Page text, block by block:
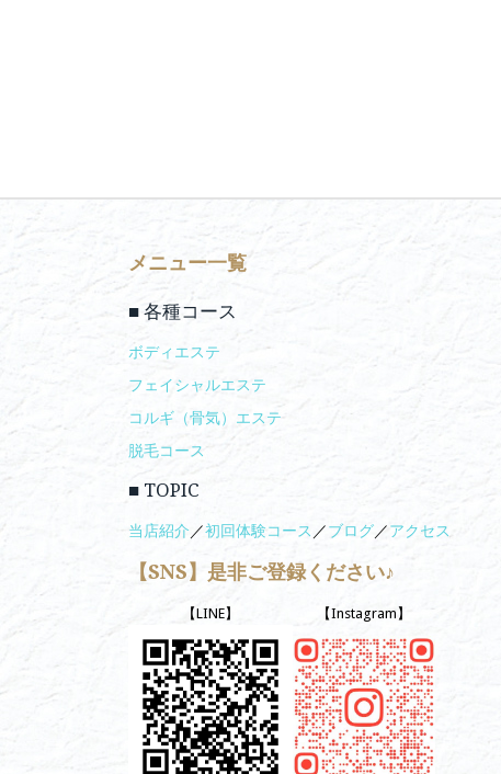
メニュー一覧
■ 各種コース
ボディエステ
フェイシャルエステ
コルギ（骨気）エステ
脱毛コース
■ TOPIC
当店紹介 ／初回体験コース ／ブログ／アクセス
【SNS】是非ご登録ください♪
【LINE】 【Instagram】